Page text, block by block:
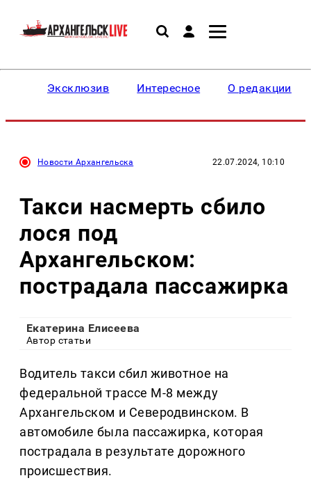
Эксклюзив Интересное О редакции
Новости Архангельска 22.07.2024, 10:10
Такси насмерть сбило
лося под
Архангельском:
пострадала пассажирка
Екатерина Елисеева
Автор статьи
Водитель такси сбил животное на
федеральной трассе М-8 между
Архангельском и Cеверодвинском. В
автомобиле была пассажирка, которая
пострадала в результате дорожного
происшествия.